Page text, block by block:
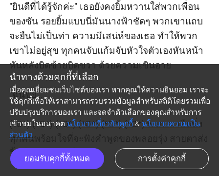
นำทางด้วยคุกกี้ที่เลือก
เมื่อคุณเยี่ยมชมเว็บไซต์ของเรา หากคุณให้ความยินยอม เราจะ
ใช้คุกกี้เพื่อให้เราสามารถรวบรวมข้อมูลสำหรับสถิติโดยรวมเพื่อ
ปรับปรุงบริการของเรา และจดจำตัวเลือกของคุณสำหรับการ
เข้าชมในอนาคต นโยบายเกี่ยวกับคุกกี้ & นโยบายความเป็น
ส่วนตัว
ยอมรับคุกกี้ทั้งหมด การตั้งค่าคุกกี้
"ยินดีที่ได้รู้จักค่ะ" เธอยังคงยิ้มหวานใส่พวกเพื่อน
ของซัน รอยยิ้มแบบนี่มันนางฟ้าชัดๆ พวกเขาแถบ
จะยืนไม่เป็นท่า ความมีเสน่ห์ของเธอ ทำให้พวก
เขาไม่อยู่สุข ทุกคนจับแก้มจับหัวใจตัวเองหันหน้า
หันหลังบิดซ้ายบิดขวา ด้วยความเขินอาย
"ฉันขอ..."
(*O*) (*O*) (*O*) (*O*) (*O*) (*O*) พวกเขายืนนิ่ง
ทุกคนพร้อมใจที่จะฟังคำพูดของพลอยรุ่ง สายตาส่ง
วิ้งๆให้พลอยรุ่งเป็นระยะ